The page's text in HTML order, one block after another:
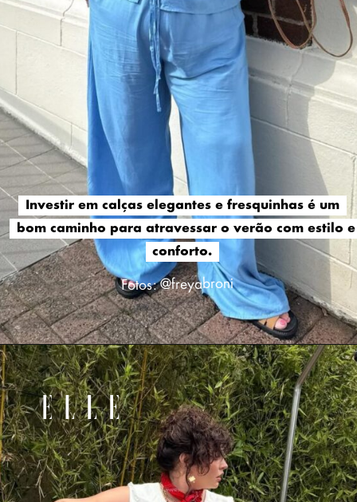
Investir em calças elegantes e fresquinhas é um
bom caminho para atravessar o verão com estilo e
conforto.
Investir em calças elegantes e fresquinhas é um
bom caminho para atravessar o verão com estilo e
conforto.
Fotos: @freyabroni